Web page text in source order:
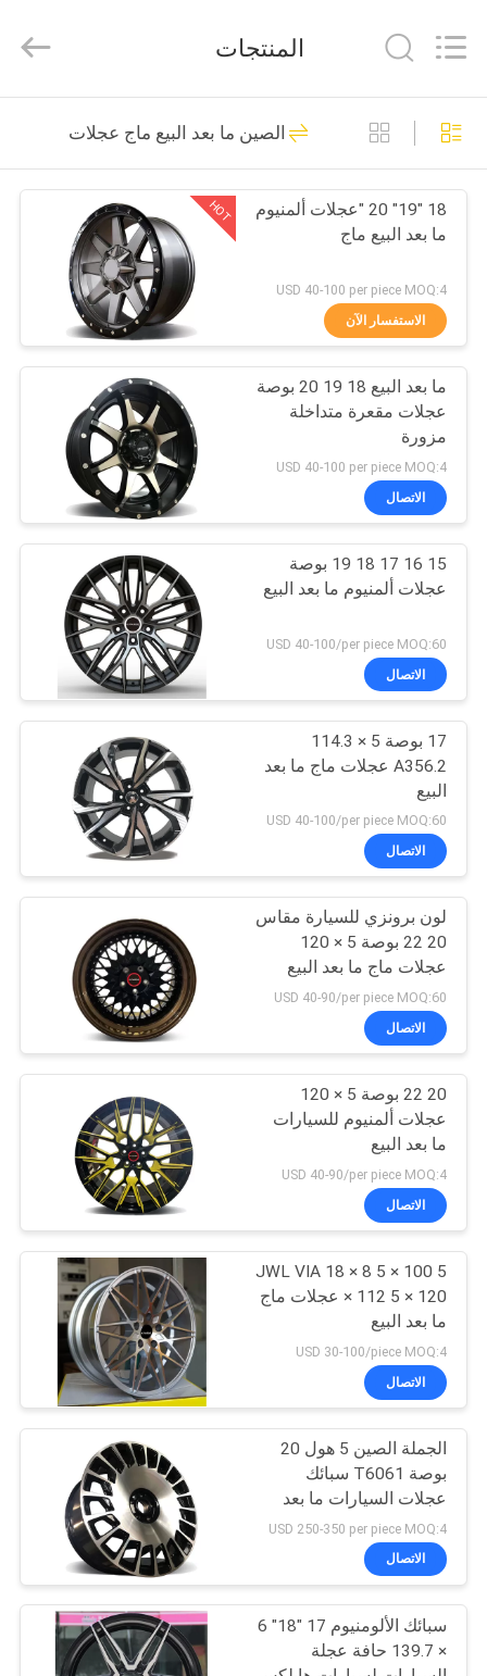
الصفحة
الرئيسية
منتجات
معلومات
جولة
المعمل
مراقبة
الجودة
اتصل
اطلب
اقتباس
خريطة
الموقع
PRIVACY
POLICY
Industry
Co.,Ltd.
Reserved.
صب عجلات ألمنيوم
62
عجلات ألمنيوم مزورة
51
عجلات من خليط
السبائك
10
عجلات من سبائك
متماثلة
47
ما بعد البيع ماج عجلات
70
4x4 جنوط الطرق
الوعرة
88
عجلات مزورة قطعة
واحدة
6
المنتجات
الصين ما بعد البيع ماج عجلات
HOT
18 "19" 20 "عجلات ألمنيوم
ما بعد البيع ماج
USD 40-100 per piece MOQ:4
الاستفسار الآن
ما بعد البيع 18 19 20 بوصة
عجلات مقعرة متداخلة
مزورة
USD 40-100 per piece MOQ:4
الاتصال
15 16 17 18 19 بوصة
عجلات ألمنيوم ما بعد البيع
USD 40-100/per piece MOQ:60
الاتصال
17 بوصة 5 × 114.3
A356.2 عجلات ماج ما بعد
البيع
USD 40-100/per piece MOQ:60
الاتصال
لون برونزي للسيارة مقاس
20 22 بوصة 5 × 120
عجلات ماج ما بعد البيع
USD 40-90/per piece MOQ:60
الاتصال
20 22 بوصة 5 × 120
عجلات ألمنيوم للسيارات
ما بعد البيع
USD 40-90/per piece MOQ:4
الاتصال
JWL VIA 18 × 8 5 × 100 5
× 112 5 × 120 عجلات ماج
ما بعد البيع
USD 30-100/piece MOQ:4
الاتصال
الجملة الصين 5 هول 20
بوصة T6061 سبائك
عجلات السيارات ما بعد
البيع الحافات
USD 250-350 per piece MOQ:4
الاتصال
سبائك الألومنيوم 17 "18" 6
× 139.7 حافة عجلة